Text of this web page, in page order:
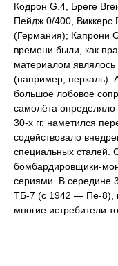
Кодрон G.4, Бреге
Пейдж 0/400, Виккерс
(Германия); Капрони
времени были, как
материалом
(например, перкаль).
большое лобовое
самолёта
30-х гг. наметился
содействовало
специальных сталей.
бомбардировщики-
сериями. В середине
ТБ-7 (с 1942 — Пе-8),
многие истребители